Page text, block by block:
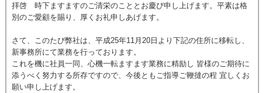
拝啓 時下ますますのご清栄のこととお慶び申し上げます。平素は格
別のご愛顧を賜り、厚くお礼申しあげます。
さて、このたび弊社は、平成25年11月20日より下記の住所に移転し、
新事務所にて業務を行っております。
これを機に社員一同、心機一転ますます業務に精励し 皆様のご期待に
添うべく努力する所存ですので、今後ともご指導ご鞭撻の程 宜しくお
願い申し上げます。